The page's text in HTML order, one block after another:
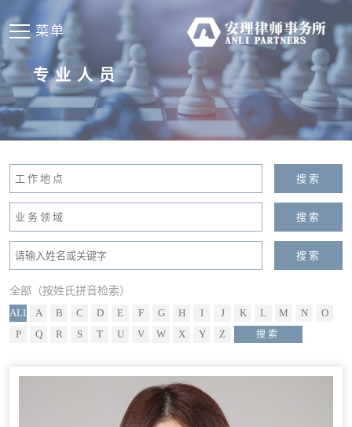
菜单
专业人员
全部（按姓氏拼音检索）
ALL
A B C D E F G H I J K L M N
O
P
Q R S T U V W X Y Z